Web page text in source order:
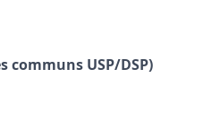
communs USP/DSP)